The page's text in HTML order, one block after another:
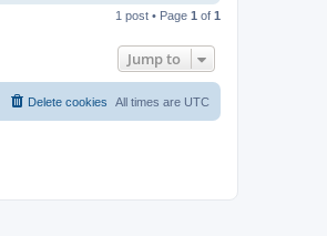
p
1 post • Page 1 of 1
Jump to
All times are UTC
Delete cookies